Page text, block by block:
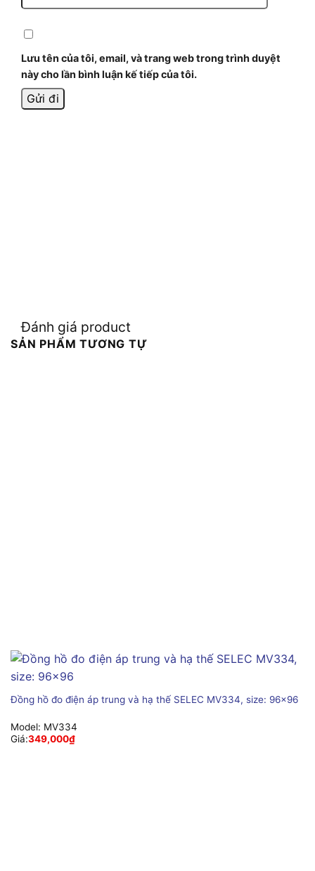
Lưu tên của tôi, email, và trang web trong trình duyệt
này cho lần bình luận kế tiếp của tôi.
Đánh giá product
SẢN PHẨM TƯƠNG TỰ
Đồng hồ đo điện áp trung và hạ thế SELEC MV334, size: 96×96
Model: MV334
Giá:349,000₫